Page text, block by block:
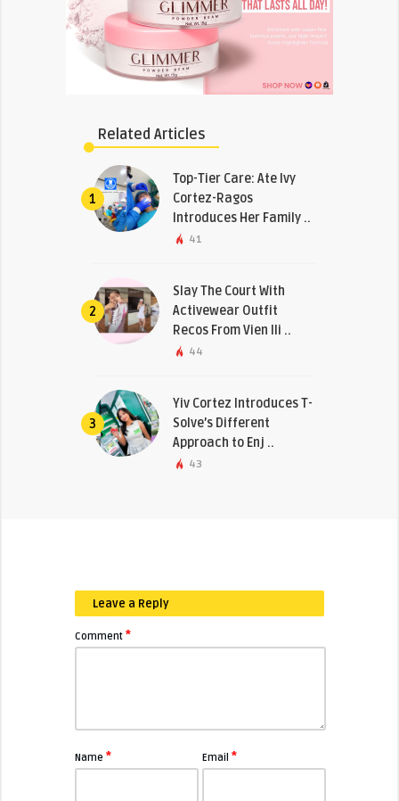
Related Articles
1
Top-Tier Care: Ate Ivy
Cortez-Ragos
Introduces Her Family ..
41
2
Slay The Court With
Activewear Outfit
Recos From Vien Ili ..
44
3
Yiv Cortez Introduces T-
Solve’s Different
Approach to Enj ..
43
Leave a Reply
Comment *
Name * Email*